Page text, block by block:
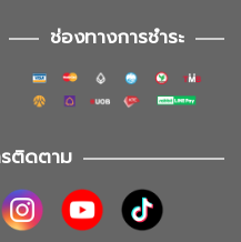
ช่องทางการชำระ
ติดตาม